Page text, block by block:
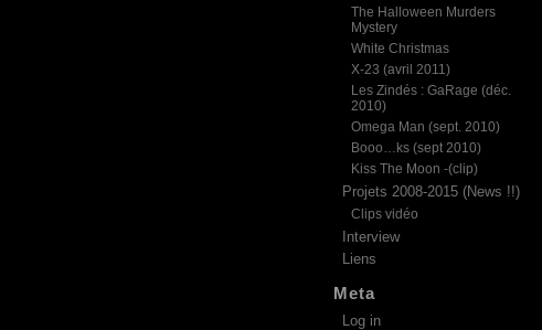
The Halloween Murders
Mystery
White Christmas
X-23 (avril 2011)
Les Zindés : GaRage (déc.
2010)
Omega Man (sept. 2010)
Booo…ks (sept 2010)
Kiss The Moon -(clip)
Projets 2008-2015 (News !!)
Clips vidéo
Interview
Liens
Meta
Log in